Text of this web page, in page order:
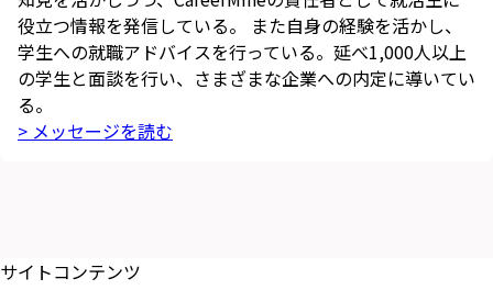
役立つ情報を発信している。 また自身の経験を活かし、
学生への就職アドバイスを行っている。延べ1,000人以上
の学生と面談を行い、さまざまな企業への内定に導いてい
る。
> メッセージを読む
サイトコンテンツ